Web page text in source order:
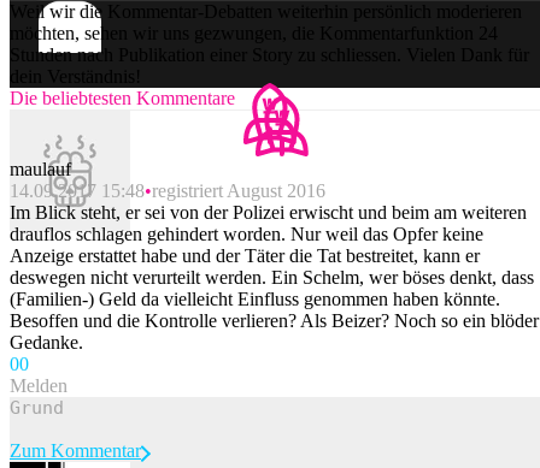
Weil wir die Kommentar-Debatten weiterhin persönlich moderieren
möchten, sehen wir uns gezwungen, die Kommentarfunktion 24
Stunden nach Publikation einer Story zu schliessen. Vielen Dank für
dein Verständnis!
Die beliebtesten Kommentare
maulauf
14.09.2017 15:48 registriert August 2016
Im Blick steht, er sei von der Polizei erwischt und beim am weiteren
drauflos schlagen gehindert worden. Nur weil das Opfer keine
Anzeige erstattet habe und der Täter die Tat bestreitet, kann er
deswegen nicht verurteilt werden. Ein Schelm, wer böses denkt, dass
(Familien-) Geld da vielleicht Einfluss genommen haben könnte.
Besoffen und die Kontrolle verlieren? Als Beizer? Noch so ein blöder
Gedanke.
00
Melden
Zum Kommentar